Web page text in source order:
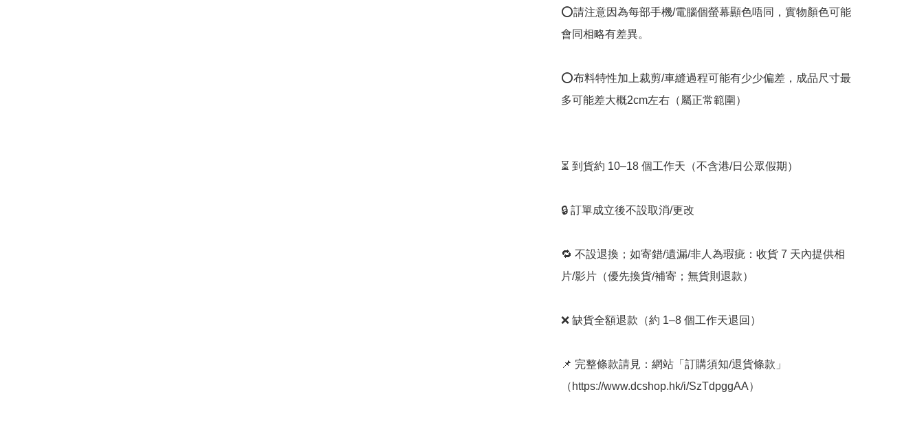
⭕️請注意因為每部手機/電腦個螢幕顯色唔同，實物顏色可能
會同相略有差異。
⭕️布料特性加上裁剪/車縫過程可能有少少偏差，成品尺寸最
多可能差大概2cm左右（屬正常範圍）
⏳ 到貨約 10–18 個工作天（不含港/日公眾假期）
🔒 訂單成立後不設取消/更改
🔁 不設退換；如寄錯/遺漏/非人為瑕疵：收貨 7 天內提供相
片/影片（優先換貨/補寄；無貨則退款）
❌ 缺貨全額退款（約 1–8 個工作天退回）
📌 完整條款請見：網站「訂購須知/退貨條款」
（https://www.dcshop.hk/i/SzTdpggAA）